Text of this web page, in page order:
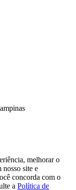
melhorar o
nosso site e
concorda com o
a Política de